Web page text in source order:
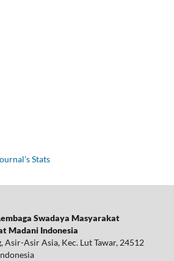
Stats
Swadaya Masyarakat
Madani Indonesia
Asir-Asir Asia, Kec. Lut Tawar, 24512